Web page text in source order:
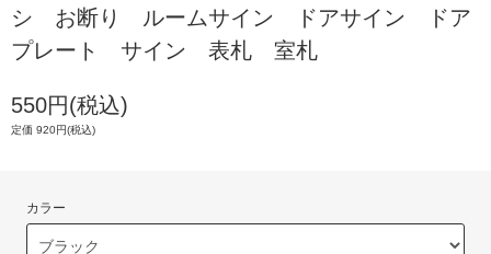
シ お断り ルームサイン ドアサイン ドア
プレート サイン 表札 室札
550円(税込)
定価 920円(税込)
カラー